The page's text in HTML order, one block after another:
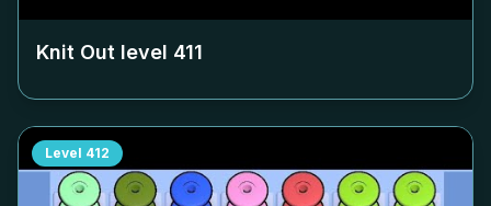
Knit Out level 411
Level 412